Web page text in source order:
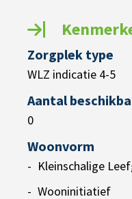
Zorgplek type
WLZ indicatie 4-5
Aantal
0
Woonvorm
Kleinschalige
Wooninitiatief